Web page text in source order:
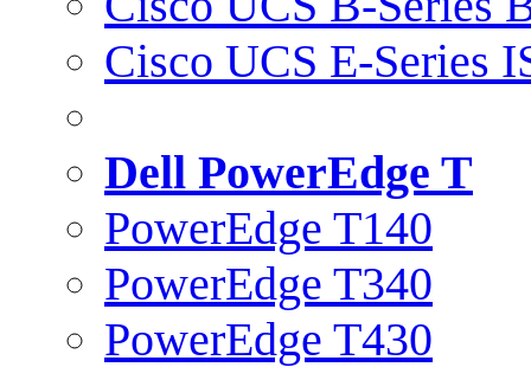
Cisco UCS E-Series
Dell PowerEdge T
PowerEdge T140
PowerEdge T340
PowerEdge T430